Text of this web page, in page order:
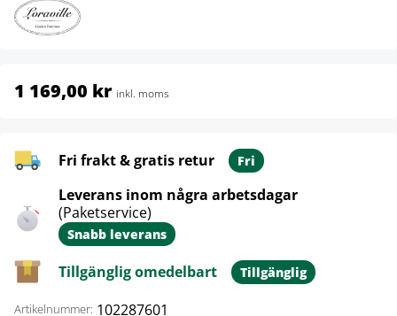
1 169,00 kr inkl. moms
Fri frakt & gratis retur Fri
Leverans inom några arbetsdagar
(Paketservice)
Snabb leverans
Tillgänglig omedelbart Tillgänglig
Artikelnummer: 102287601